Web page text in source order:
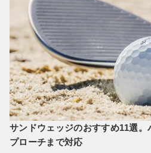
サンドウェッジのおすすめ11選
プローチまで対応